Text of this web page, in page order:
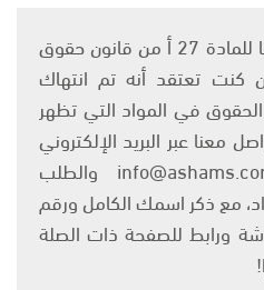
يتم الاستخدام المواد وفقًا للمادة 27 أ من قانون حقوق
والنشر 2007، وإن كنت تعتقد أنه تم انتهاك
في المواد التي تظهر
معنا عبر البريد الإلكتروني
على العنوان التالي: info@ashams.com والطلب
مع ذكر اسمك الكامل ورقم
ورابط للصفحة ذات الصلة